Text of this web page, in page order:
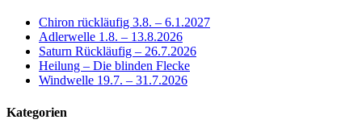
Chiron rückläufig 3.8. – 6.1.2027
Adlerwelle 1.8. – 13.8.2026
Saturn Rückläufig – 26.7.2026
Heilung – Die blinden Flecke
Windwelle 19.7. – 31.7.2026
Kategorien